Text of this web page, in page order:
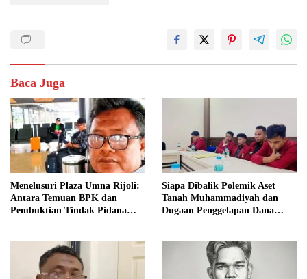
Baca Juga
Menelusuri Plaza Umna Rijoli:
Antara Temuan BPK dan
Pembuktian Tindak Pidana
Siapa Dibalik Polemik Aset
Tanah Muhammadiyah dan
Dugaan Penggelapan Dana